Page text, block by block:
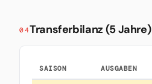
04Transferbilanz (5 Jahre)
SAISON AUSGABEN